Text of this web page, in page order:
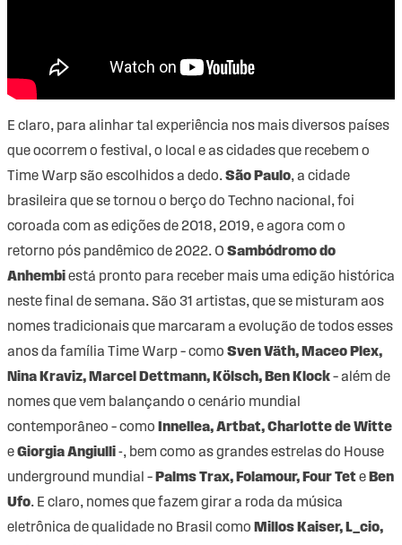
E claro, para alinhar tal experiência nos mais diversos países
que ocorrem o festival, o local e as cidades que recebem o
Time Warp são escolhidos a dedo.São Paulo, a cidade
brasileira que se tornou o berço do Techno nacional, foi
coroada com as edições de 2018, 2019, e agora com o
retorno pós pandêmico de 2022. O Sambódromo do
Anhembiestá pronto para receber mais uma edição histórica
neste final de semana. São 31 artistas, que se misturam aos
nomes tradicionais que marcaram a evolução de todos esses
anos da família Time Warp – como Sven Väth, Maceo Plex,
Nina Kraviz, Marcel Dettmann, Kölsch, Ben Klock– além de
nomes que vem balançando o cenário mundial
contemporâneo – como Innellea, Artbat, Charlotte de Witte
eGiorgia Angiulli-, bem como as grandes estrelas do House
underground mundial –Palms Trax, Folamour, Four Tet eBen
Ufo. E claro, nomes que fazem girar a roda da música
eletrônica de qualidade no Brasil como Millos Kaiser, L_cio,